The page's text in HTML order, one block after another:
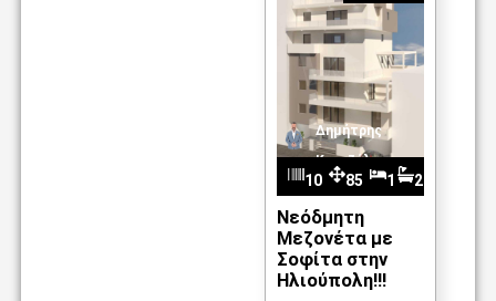
Δημήτρης
Καντζέλης
10
87
85 1 2
Νεόδμητη
Μεζονέτα με
Σοφίτα στην
Ηλιούπολη!!!